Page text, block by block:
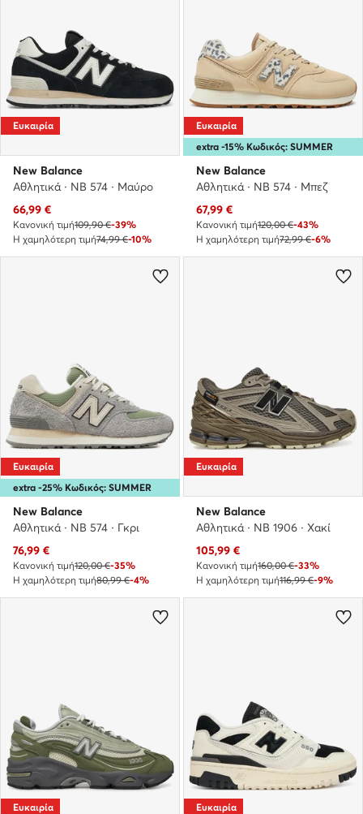
Ευκαιρία
New Balance
Αθλητικά · NB 574 · Μαύρο
Τρέχουσα τιμή
66,99 €
Κανονική τιμή109,90 €-39%
Η χαμηλότερη τιμή74,99 €-10%
extra -15% Κωδικός: SUMMER
Ευκαιρία
New Balance
Αθλητικά · NB 574 · Μπεζ
Τρέχουσα τιμή
67,99 €
Κανονική τιμή120,00 €-43%
Η χαμηλότερη τιμή72,99 €-6%
extra -25% Κωδικός: SUMMER
Ευκαιρία
New Balance
Αθλητικά · NB 574 · Γκρι
Τρέχουσα τιμή
76,99 €
Κανονική τιμή120,00 €-35%
Η χαμηλότερη τιμή80,99 €-4%
Ευκαιρία
New Balance
Αθλητικά · NB 1906 · Χακί
Τρέχουσα τιμή
105,99 €
Κανονική τιμή160,00 €-33%
Η χαμηλότερη τιμή116,99 €-9%
Ευκαιρία Ευκαιρία